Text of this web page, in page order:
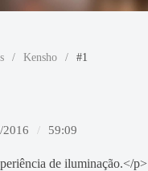
/ Kensho / #1
2016 59:09
de iluminação.</p>